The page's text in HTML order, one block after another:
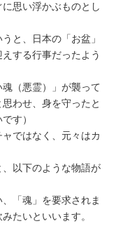
思い浮かぶものとし
と、日本の「お盆」
する行事だったよう
（悪霊）」が襲って
わせ、身を守ったと
す）
ではなく、元々はカ
以下のような物語が
「魂」を要求されま
たいといいます。